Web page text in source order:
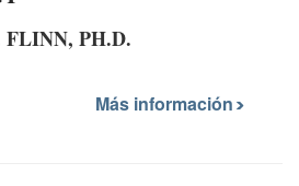
PH.D.
Más información